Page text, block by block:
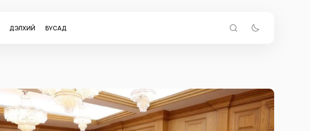
ДЭЛХИЙ БУСАД